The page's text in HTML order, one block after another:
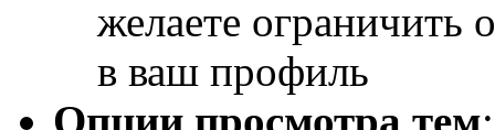
желаете ограничить
в ваш профиль
Опции просмотра тем: